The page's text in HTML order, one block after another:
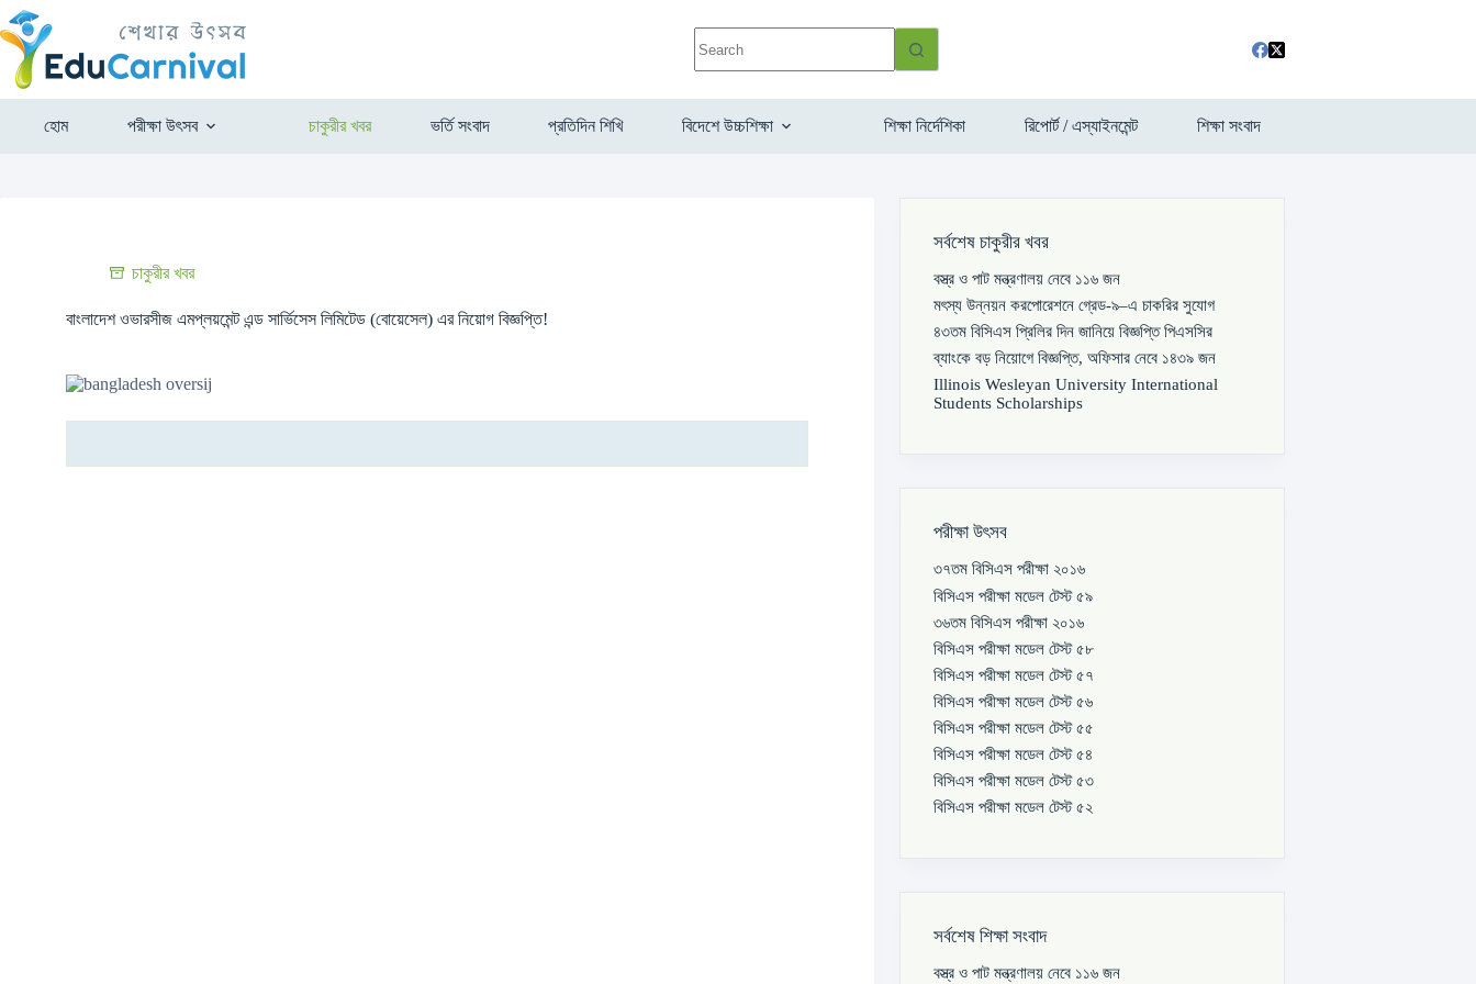
হোম পরীক্ষা উৎসব চাকুরীর খবর ভর্তি সংবাদ প্রতিদিন শিখি বিদেশে উচ্চশিক্ষা শিক্ষা নির্দেশিকা রিপোর্ট / এস্যাইনমেন্ট শিক্ষা সংবাদ
চাকুরীর খবর
বাংলাদেশ ওভারসীজ এমপ্লয়মেন্ট এন্ড সার্ভিসেস লিমিটেড (বোয়েসেল) এর নিয়োগ বিজ্ঞপ্তি!
সর্বশেষ চাকুরীর খবর
বস্ত্র ও পাট মন্ত্রণালয় নেবে ১১৬ জন
মৎস্য উন্নয়ন করপোরেশনে গ্রেড-৯–এ চাকরির সুযোগ
৪৩তম বিসিএস প্রিলির দিন জানিয়ে বিজ্ঞপ্তি পিএসসির
ব্যাংকে বড় নিয়োগে বিজ্ঞপ্তি, অফিসার নেবে ১৪৩৯ জন
Illinois Wesleyan University International
Students Scholarships
পরীক্ষা উৎসব
৩৭তম বিসিএস পরীক্ষা ২০১৬
বিসিএস পরীক্ষা মডেল টেস্ট ৫৯
৩৬তম বিসিএস পরীক্ষা ২০১৬
বিসিএস পরীক্ষা মডেল টেস্ট ৫৮
বিসিএস পরীক্ষা মডেল টেস্ট ৫৭
বিসিএস পরীক্ষা মডেল টেস্ট ৫৬
বিসিএস পরীক্ষা মডেল টেস্ট ৫৫
বিসিএস পরীক্ষা মডেল টেস্ট ৫৪
বিসিএস পরীক্ষা মডেল টেস্ট ৫৩
বিসিএস পরীক্ষা মডেল টেস্ট ৫২
সর্বশেষ শিক্ষা সংবাদ
বস্ত্র ও পাট মন্ত্রণালয় নেবে ১১৬ জন